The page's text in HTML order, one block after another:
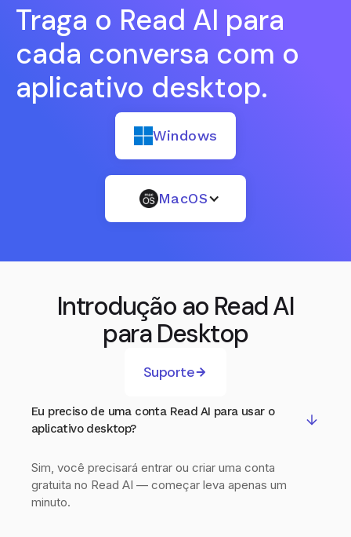
Traga o Read AI para
cada conversa com o
aplicativo desktop.
Windows
MacOS
Introdução ao Read AI
para Desktop
Suporte
Eu preciso de uma conta Read AI para usar o
aplicativo desktop?
Sim, você precisará entrar ou criar uma conta
gratuita no Read AI — começar leva apenas um
minuto.